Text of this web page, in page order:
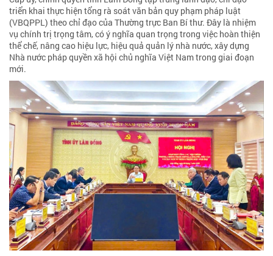
triển khai thực hiện tổng rà soát văn bản quy phạm pháp luật
(VBQPPL) theo chỉ đạo của Thường trực Ban Bí thư. Đây là nhiệm
vụ chính trị trọng tâm, có ý nghĩa quan trọng trong việc hoàn thiện
thể chế, nâng cao hiệu lực, hiệu quả quản lý nhà nước, xây dựng
Nhà nước pháp quyền xã hội chủ nghĩa Việt Nam trong giai đoạn
mới.